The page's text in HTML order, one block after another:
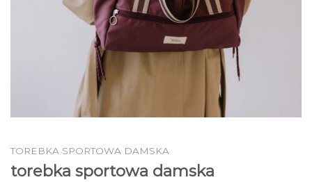
TOREBKA SPORTOWA DAMSKA
torebka sportowa damska